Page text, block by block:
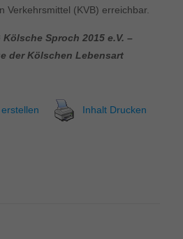
Verkehrsmittel (KVB) erreichbar.
Sproch 2015 e.V. –
der Kölschen Lebensart
Inhalt Drucken